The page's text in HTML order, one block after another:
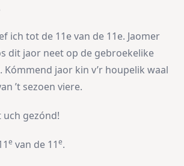
ich tot de 11e van de 11e. Jaomer
dit jaor neet op de gebroekelike
Kómmend jaor kin v’r houpelik waal
’t sezoen viere.
gezónd!
e van de 11e.